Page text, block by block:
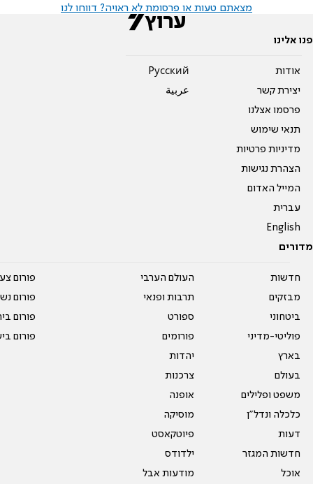
מצאתם טעות או פרסומת לא ראויה? דווחו לנו
פנו אלינו
אודות
יצירת קשר
פרסמו אצלנו
תנאי שימוש
מדיניות פרטיות
הצהרת נגישות
המייל האדום
עברית
English
Pусский
عربية
מדורים
חדשות
מבזקים
ביטחוני
פוליטי-מדיני
בארץ
בעולם
משפט ופלילים
כלכלה ונדל"ן
דעות
חדשות המגזר
אוכל
העולם הערבי
תרבות ופנאי
ספורט
פורומים
יהדות
צרכנות
אופנה
מוסיקה
פיוטקאסט
ילדודס
מודעות אבל
פורום
פורום
פורום
פורום